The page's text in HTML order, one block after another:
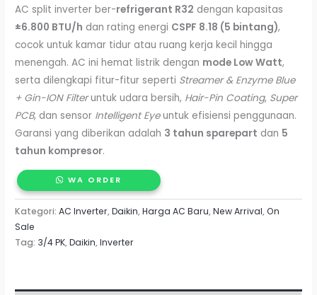
AC split inverter ber-refrigerant R32 dengan kapasitas
±6.800 BTU/h dan rating energi CSPF 8.18 (5 bintang),
cocok untuk kamar tidur atau ruang kerja kecil hingga
menengah. AC ini hemat listrik dengan mode Low Watt,
serta dilengkapi fitur-fitur seperti Streamer & Enzyme Blue
+ Gin-ION Filteruntuk udara bersih, Hair-Pin Coating, Super
PCB, dan sensor Intelligent Eyeuntuk efisiensi penggunaan.
Garansi yang diberikan adalah 3 tahun sparepart dan 5
tahun kompresor.
WA ORDER
Kategori:AC Inverter,Daikin,Harga AC Baru,New Arrival,On
Sale
Tag: 3/4 PK,Daikin,Inverter